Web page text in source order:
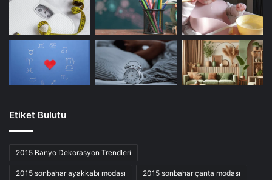
Etiket Bulutu
2015 Banyo Dekorasyon Trendleri
2015 sonbahar ayakkabı modası 2015 sonbahar çanta modası